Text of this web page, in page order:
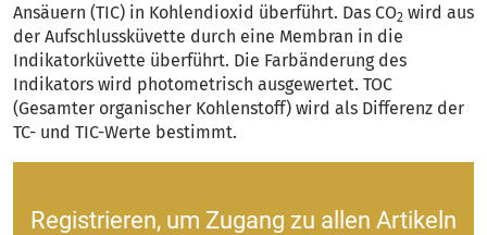
Ansäuern (TIC) in Kohlendioxid überführt. Das CO2 wird aus
der Aufschlussküvette durch eine Membran in die
Indikator­küvette überführt. Die Farbänderung des
Indikators wird photometrisch aus­gewertet. TOC
(Gesamter organischer Kohlenstoff) wird als Differenz der
TC- und TIC-Werte bestimmt.
Registrieren, um Zugang zu allen Artikeln